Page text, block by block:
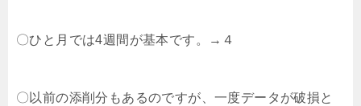
〇ひと月では4週間が基本です。→４
〇以前の添削分もあるのですが、一度データが破損と